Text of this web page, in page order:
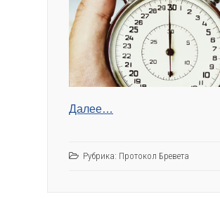
Далее…
Рубрика: Протокол Бревета